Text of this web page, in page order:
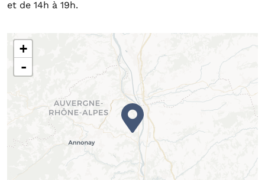
et de 14h à 19h.
+
-